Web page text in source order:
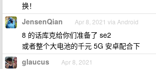
换！
JensenQian Apr 8, 2021 via Android
8 的话库克给你们准备了 se2
或者整个大电池的千元 5G 安卓配合下
glaucus Apr 8, 2021